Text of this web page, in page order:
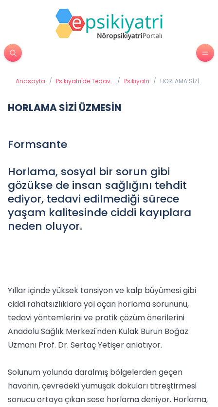
Anasayfa / Psikiyatri'de Tedavi
/ Psikiyatri / HORLAMA SİZİ
HORLAMA SİZİ ÜZMESİN
Formsante
Horlama, sosyal bir sorun gibi
gözükse de insan sağlığını tehdit
ediyor, tedavi edilmediği sürece
yaşam kalitesinde ciddi kayıplara
neden oluyor.
Yıllar içinde yüksek tansiyon ve kalp büyümesi gibi
ciddi rahatsızlıklara yol açan horlama sorununu,
tedavi yöntemlerini ve pratik çözüm önerilerini
Anadolu Sağlık Merkezi'nden Kulak Burun Boğaz
Uzmanı Prof. Dr. Sertaç Yetişer anlatıyor.
Solunum yolunda daralmış bölgelerden geçen
havanın, çevredeki yumuşak dokuları titreştirmesi
sonucu ortaya çıkan sese horlama deniyor. Horlama,